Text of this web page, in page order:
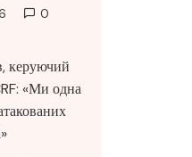
0
керуючий
«Ми одна